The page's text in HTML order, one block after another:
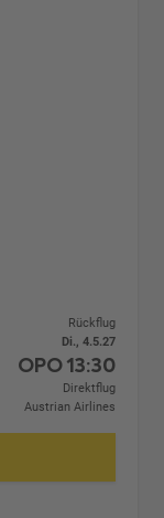
Rückflug
Di., 4.5.27
OPO13:30
Direktflug
Austrian Airlines